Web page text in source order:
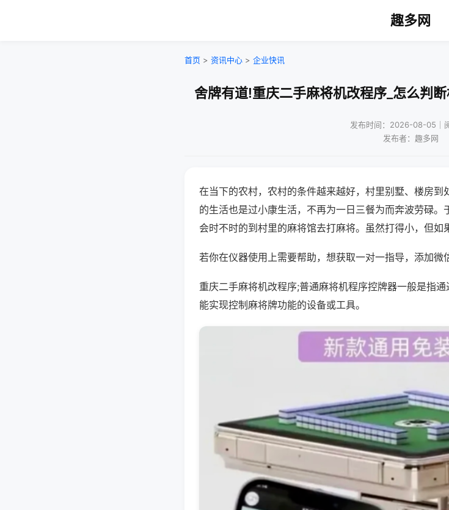
趣多网
首页 > 资讯中心 > 企业快讯
舍牌有道!重庆二手麻将机改程序_怎么判
发布时间：2026-08-05｜
发布者：趣多网
在当下的农村，农村的条件越来越好，村里别墅、楼房
的生活也是过小康生活，不再为一日三餐为而奔波劳碌
会时不时的到村里的麻将馆去打麻将。虽然打得小，但如
若你在仪器使用上需要帮助，想获取一对一指导，添加微
重庆二手麻将机改程序;普通麻将机程序控牌器一般是指
能实现控制麻将牌功能的设备或工具。